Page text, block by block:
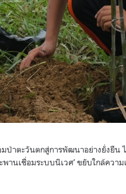
ป่าตะวันตกสู่การพัฒนาอย่างยั่งยืน
พานเชื่อมระบบนิเวศ’ ขยับใกล้ควา